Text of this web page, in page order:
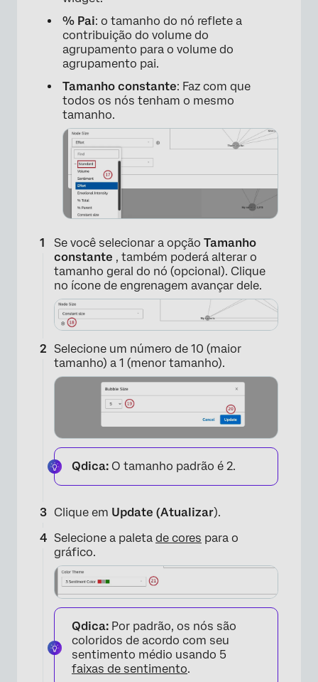
% Pai: o tamanho do nó reflete a
contribuição do volume do
agrupamento para o volume do
agrupamento pai.
Tamanho constante: Faz com que
todos os nós tenham o mesmo
tamanho.
Se você selecionar a opção Tamanho
constante , também poderá alterar o
tamanho geral do nó (opcional). Clique
no ícone de engrenagem avançar dele.
Selecione um número de 10 (maior
tamanho) a 1 (menor tamanho).
Qdica: O tamanho padrão é 2.
Clique em Update (Atualizar).
Selecione a paleta de cores para o
gráfico.
Qdica: Por padrão, os nós são
coloridos de acordo com seu
sentimento médio usando 5
faixas de sentimento.